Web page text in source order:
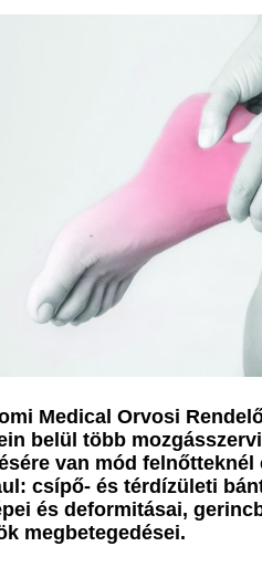
Medical Orvosi
belül több
van mód
csípő- és térdízületi
és deformitásai,
megbetegedései.